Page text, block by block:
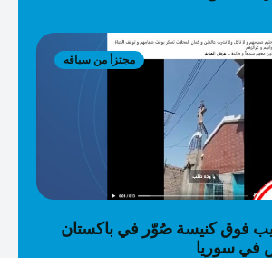
مجتزأ من سياقه
فوق كنيسة صُوّر في باكستان